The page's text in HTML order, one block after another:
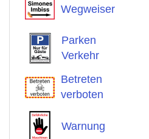
Wegweiser
Parken
Verkehr
Betreten
verboten
Warnung